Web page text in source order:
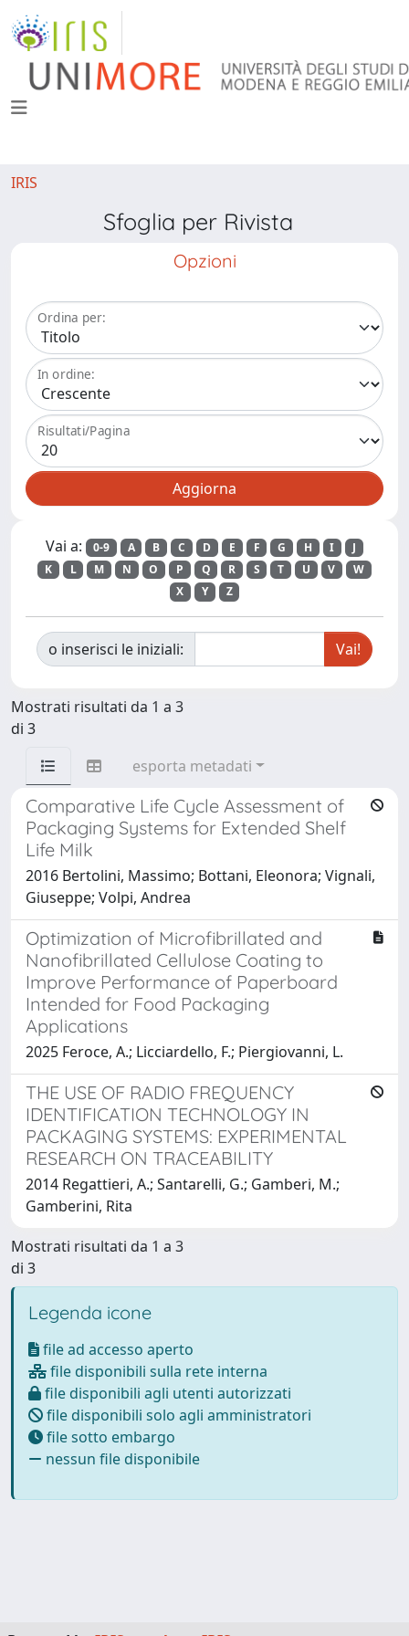
IRIS
Sfoglia per Rivista
Opzioni
Ordina per:
In ordine:
Risultati/Pagina
Vai a: 0-9 A B C D E F G H I
J
K
L M N O P Q R S T U V
W
X
Y Z
o inserisci le iniziali:
Mostrati risultati da 1 a 3
di 3
esporta metadati
Comparative Life Cycle Assessment of
Packaging Systems for Extended Shelf
Life Milk
2016 Bertolini, Massimo; Bottani, Eleonora; Vignali,
Giuseppe; Volpi, Andrea
Optimization of Microfibrillated and
Nanofibrillated Cellulose Coating to
Improve Performance of Paperboard
Intended for Food Packaging
Applications
2025 Feroce, A.; Licciardello, F.; Piergiovanni, L.
THE USE OF RADIO FREQUENCY
IDENTIFICATION TECHNOLOGY IN
PACKAGING SYSTEMS: EXPERIMENTAL
RESEARCH ON TRACEABILITY
2014 Regattieri, A.; Santarelli, G.; Gamberi, M.;
Gamberini, Rita
Mostrati risultati da 1 a 3
di 3
Legenda icone
file ad accesso aperto
file disponibili sulla rete interna
file disponibili agli utenti autorizzati
file disponibili solo agli amministratori
file sotto embargo
nessun file disponibile